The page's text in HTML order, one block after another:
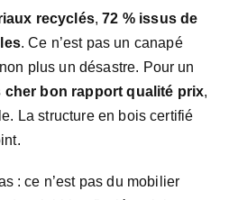
recyclés,72 % issus de
. Ce n’est pas un canapé
plus un désastre. Pour un
bon rapport qualité prix,
La structure en bois certifié
: ce n’est pas du mobilier